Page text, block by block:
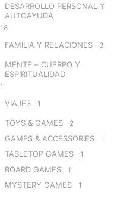
DESARROLLO PERSONAL Y
AUTOAYUDA
18
FAMILIA Y RELACIONES 3
MENTE – CUERPO Y
ESPIRITUALIDAD
1
VIAJES 1
TOYS & GAMES 2
GAMES & ACCESSORIES 1
TABLETOP GAMES 1
BOARD GAMES 1
MYSTERY GAMES 1